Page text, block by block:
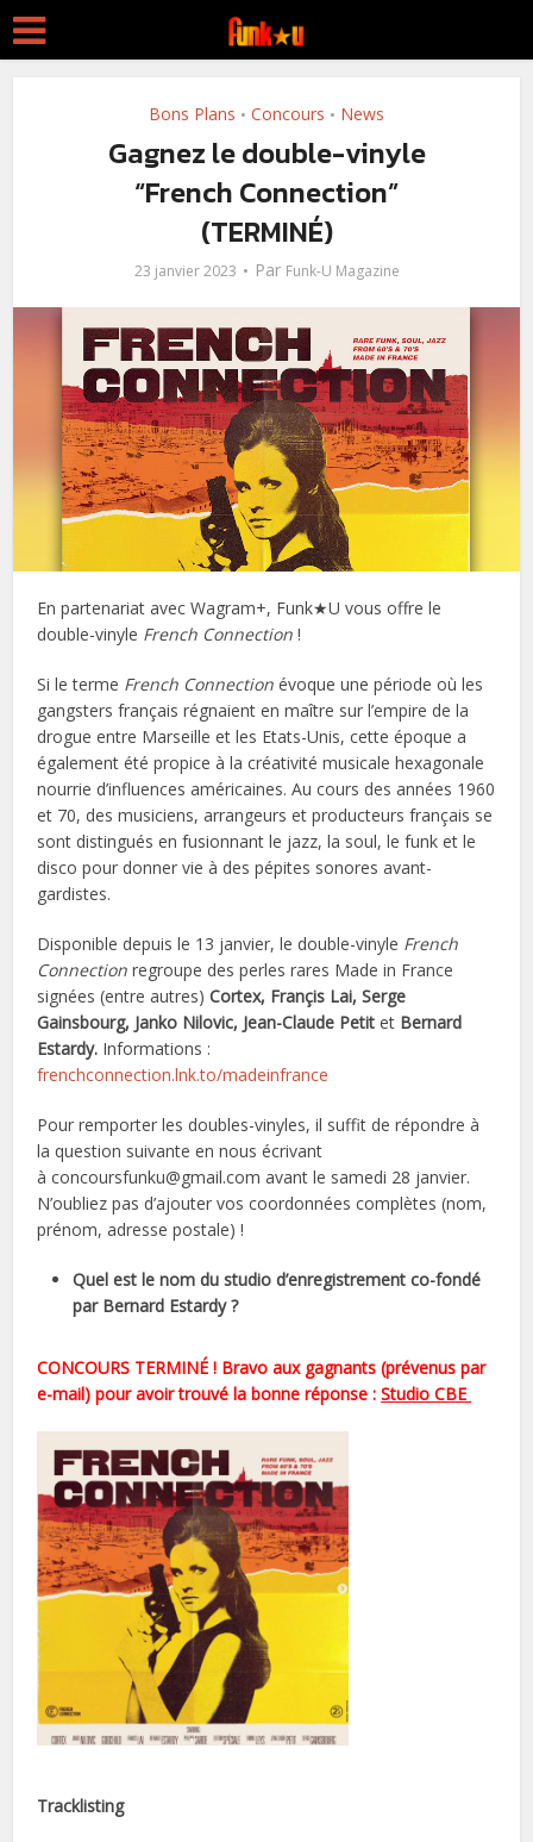
Bons Plans • Concours • News
Gagnez le double-vinyle
“French Connection”
(TERMINÉ)
23 janvier 2023 Par Funk-U Magazine
En partenariat avec Wagram+, Funk★U vous offre le
double-vinyle French Connection!
Si le terme French Connection évoque une période où les
gangsters français régnaient en maître sur l’empire de la
drogue entre Marseille et les Etats-Unis, cette époque a
également été propice à la créativité musicale hexagonale
nourrie d’influences américaines. Au cours des années 1960
et 70, des musiciens, arrangeurs et producteurs français se
sont distingués en fusionnant le jazz, la soul, le funk et le
disco pour donner vie à des pépites sonores avant-
gardistes.
Disponible depuis le 13 janvier, le double-vinyle French
Connection regroupe des perles rares Made in France
signées (entre autres)Cortex, Françis Lai, Serge
Gainsbourg, Janko Nilovic, Jean-Claude Petit et Bernard
Estardy. Informations :
frenchconnection.lnk.to/madeinfrance
Pour remporter les doubles-vinyles, il suffit de répondre à
la question suivante en nous écrivant
à concoursfunku@gmail.com avant le samedi 28 janvier.
N’oubliez pas d’ajouter vos coordonnées complètes (nom,
prénom, adresse postale) !
Quel est le nom du studio d’enregistrement co-fondé
par Bernard Estardy ?
CONCOURS TERMINÉ ! Bravo aux gagnants (prévenus par
e-mail) pour avoir trouvéla bonne réponse :Studio CBE
Tracklisting